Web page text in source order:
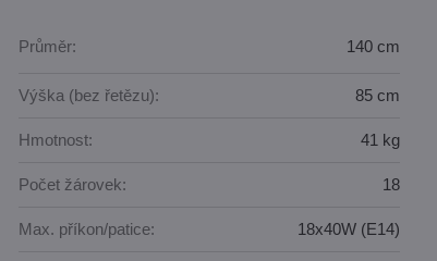
Průměr: 140 cm
Výška (bez řetězu): 85 cm
Hmotnost: 41 kg
Počet žárovek: 18
Max. příkon/patice: 18x40W (E14)